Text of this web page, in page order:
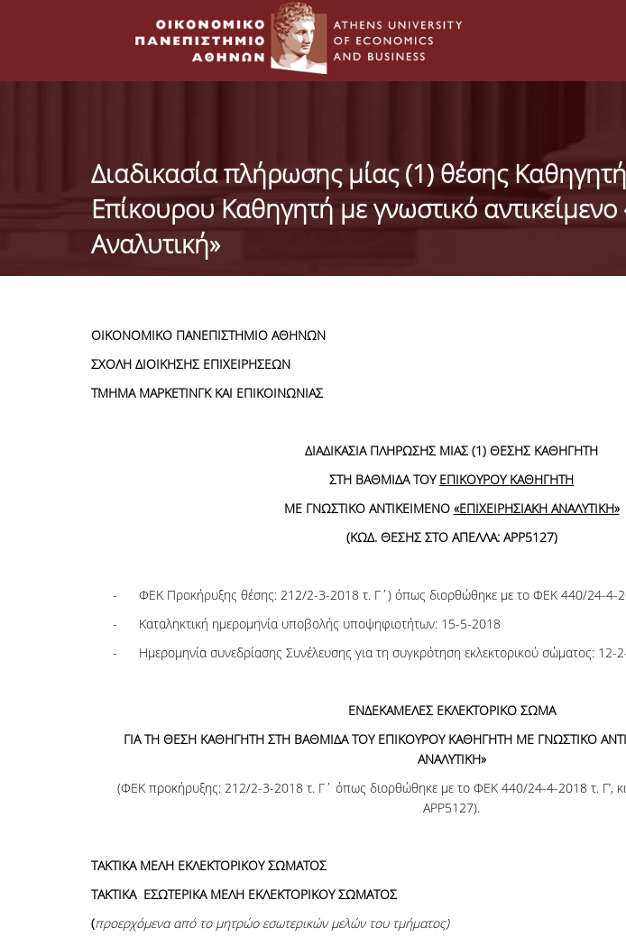
Διαδικασία πλήρωσης μίας (1) θέσης
Επίκουρου Καθηγητή με γνωστικό αντικείμενο
Αναλυτική»
ΟΙΚΟΝΟΜΙΚΟ ΠΑΝΕΠΙΣΤΗΜΙΟ ΑΘΗΝΩΝ
ΣΧΟΛΗ ΔΙΟΙΚΗΣΗΣ ΕΠΙΧΕΙΡΗΣΕΩΝ
ΤΜΗΜΑ ΜΑΡΚΕΤΙΝΓΚ ΚΑΙ ΕΠΙΚΟΙΝΩΝΙΑΣ
ΔΙΑΔΙΚΑΣΙΑ ΠΛΗΡΩΣΗΣ ΜΙΑΣ (1) ΘΕΣΗΣ ΚΑΘΗΓΗΤΗ
ΣΤΗ ΒΑΘΜΙΔΑ ΤΟΥ ΕΠΙΚΟΥΡΟΥ ΚΑΘΗΓΗΤΗ
ΜΕ ΓΝΩΣΤΙΚΟ ΑΝΤΙΚΕΙΜΕΝΟ «ΕΠΙΧΕΙΡΗΣΙΑΚΗ ΑΝΑΛΥΤΙΚΗ»
(ΚΩΔ. ΘΕΣΗΣ ΣΤΟ ΑΠΕΛΛΑ: ΑΡΡ5127)
- ΦΕΚ Προκήρυξης θέσης: 212/2-3-2018 τ. Γ΄) όπως διορθώθηκε με το ΦΕΚ 440/24-4-
- Καταληκτική ημερομηνία υποβολής υποψηφιοτήτων: 15-5-2018
- Ημερομηνία συνεδρίασης Συνέλευσης για τη συγκρότηση εκλεκτορικού σώματος: 12-
ΕΝΔΕΚΑΜΕΛΕΣ ΕΚΛΕΚΤΟΡΙΚΟ ΣΩΜΑ
ΓΙΑ ΤΗ ΘΕΣΗ ΚΑΘΗΓΗΤΗ ΣΤΗ ΒΑΘΜΙΔΑ ΤΟΥ ΕΠΙΚΟΥΡΟΥ ΚΑΘΗΓΗΤΗ ΜΕ ΓΝΩΣΤΙΚΟ
ΑΝΑΛΥΤΙΚΗ»
(ΦΕΚ προκήρυξης: 212/2-3-2018 τ. Γ΄ όπως διορθώθηκε με το ΦΕΚ 440/24-4-2018 τ. Γ’,
ΑΡΡ5127).
ΤΑΚΤΙΚΑ ΜΕΛΗ ΕΚΛΕΚΤΟΡΙΚΟΥ ΣΩΜΑΤΟΣ
ΤΑΚΤΙΚΑ ΕΣΩΤΕΡΙΚΑ ΜΕΛΗ ΕΚΛΕΚΤΟΡΙΚΟΥ ΣΩΜΑΤΟΣ
(προερχόμενα από το μητρώο εσωτερικών μελών του τμήματος)